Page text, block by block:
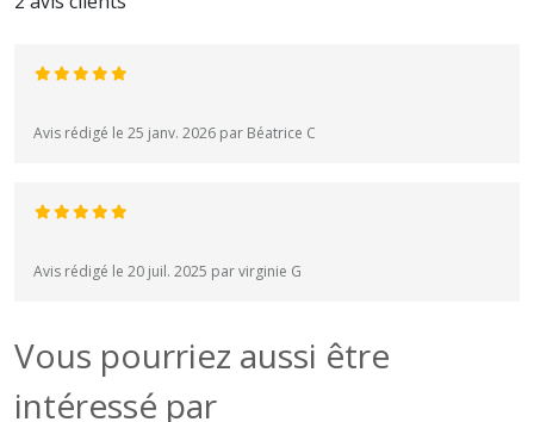
Avis rédigé le 25 janv. 2026 par Béatrice C
Avis rédigé le 20 juil. 2025 par virginie G
Vous pourriez aussi être
intéressé par